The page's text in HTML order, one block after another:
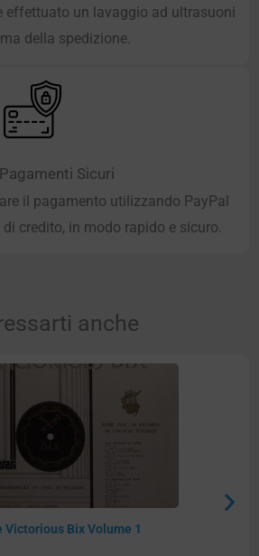
effettuato un lavaggio ad ultrasuoni
della spedizione.
Pagamenti Sicuri
il pagamento utilizzando PayPal
credito, in modo rapido e sicuro.
anche
Victorious Bix Volume 1